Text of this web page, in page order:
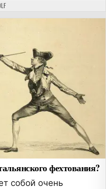
фехтования?
собой очень